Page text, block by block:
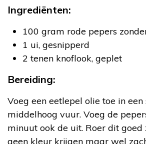
Ingrediënten:
100 gram rode pepers
1 ui, gesnipperd
2 tenen knoflook, geplet
Bereiding:
Voeg een eetlepel olie toe in
middelhoog vuur. Voeg de
minuut ook de uit. Roer dit goed
geen kleur krijgen maar wel